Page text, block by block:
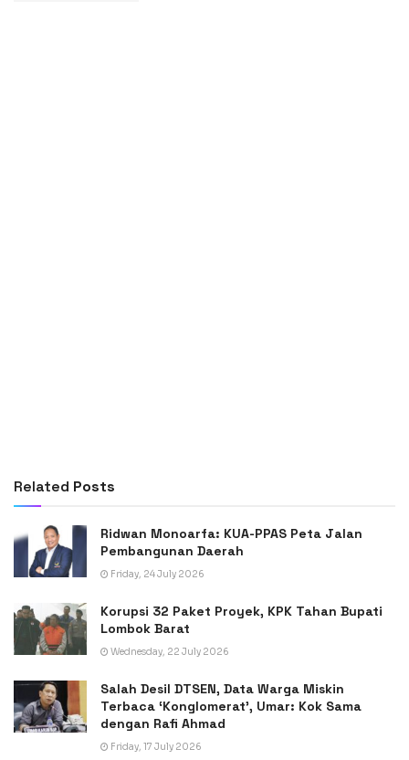
Related Posts
Ridwan Monoarfa: KUA-PPAS Peta Jalan
Pembangunan Daerah
Friday, 24 July 2026
Korupsi 32 Paket Proyek, KPK Tahan Bupati
Lombok Barat
Wednesday, 22 July 2026
Salah Desil DTSEN, Data Warga Miskin
Terbaca ‘Konglomerat’, Umar: Kok Sama
dengan Rafi Ahmad
Friday, 17 July 2026